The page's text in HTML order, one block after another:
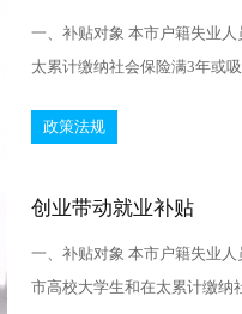
一、补贴对象 本市户籍失业
太累计缴纳社会保险满3年或
政策法规
创业带动就业补贴
一、补贴对象 本市户籍失业
市高校大学生和在太累计缴纳